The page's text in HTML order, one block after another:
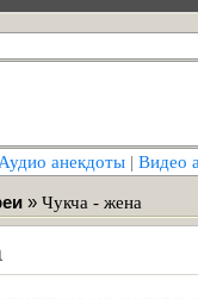
Аудио анекдоты | Видео
» Чукча - жена